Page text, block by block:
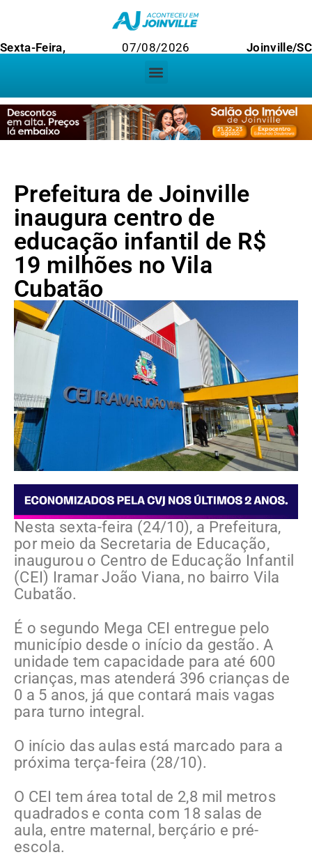
Sexta-Feira, 07/08/2026 Joinville/SC
Prefeitura de Joinville
inaugura centro de
educação infantil de R$
19 milhões no Vila
Cubatão
Nesta sexta-feira (24/10), a Prefeitura,
por meio da Secretaria de Educação,
inaugurou o Centro de Educação Infantil
(CEI) Iramar João Viana, no bairro Vila
Cubatão.
É o segundo Mega CEI entregue pelo
município desde o início da gestão. A
unidade tem capacidade para até 600
crianças, mas atenderá 396 crianças de
0 a 5 anos, já que contará mais vagas
para turno integral.
O início das aulas está marcado para a
próxima terça-feira (28/10).
O CEI tem área total de 2,8 mil metros
quadrados e conta com 18 salas de
aula, entre maternal, berçário e pré-
escola.